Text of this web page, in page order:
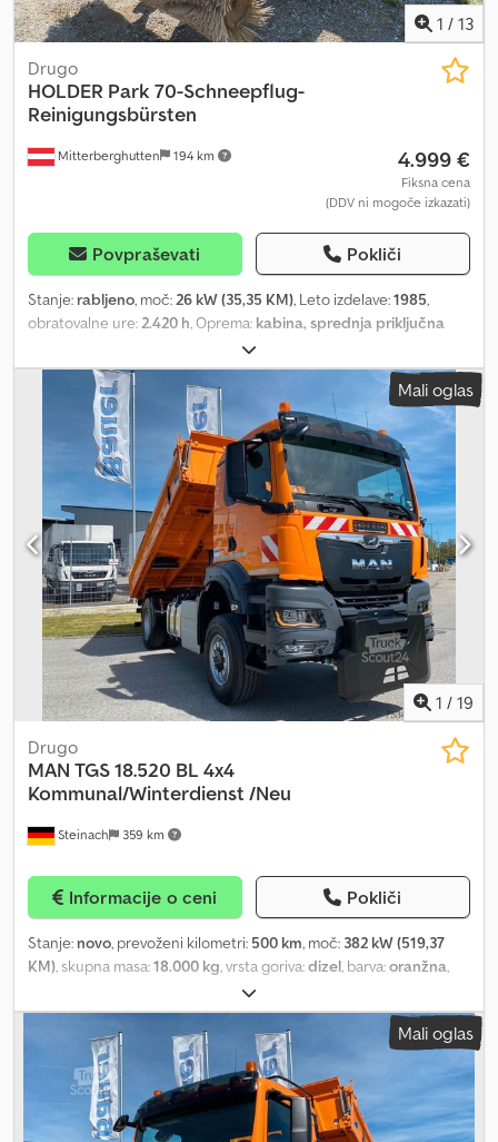
1 / 13
Mitterberghutten 194 km
Drugo
HOLDER Park 70-Schneepflug-
Reinigungsbürsten
4.999 €
Fiksna cena
(DDV ni mogoče izkazati)
Povpraševati Pokliči
Stanje: rabljeno, moč: 26 kW (35,35 KM), Leto izdelave:1985,
obratovalne ure: 2.420 h , Oprema: kabina, sprednja priključna
, Dobro stanje, sicer glejte slike!!! Vse navedene
informacije so brez jamstva!!! Dcedpfx Aszqxxkolbsk Kubota motor,
Mali oglas
1 / 19
Steinach 359 km
Drugo
MAN TGS 18.520 BL 4x4
Kommunal/Winterdienst /Neu
Informacije o ceni Pokliči
Stanje: novo, prevoženi kilometri: 500 km, moč: 382 kW (519,37
KM), skupna masa:18.000 kg, vrsta goriva:dizel, barva:oranžna,
retarder
samodejen, širina tovornega prostora:2.420 mm, dolžina
tovornega prostora:
4.800 mm , višina nakladalnega prostora:600
, Oprema:ABS, elektronski program stabilnosti (ESP),
klimatska naprava, parkirni grelec, pogon na vsa štiri kolesa
New vehicle TG3 Municipal Truck MAN TGS 18.520 BL 4x4 all-
wheel drive tipper with Meiller tipper body and Küpper-Weisser
Mali oglas